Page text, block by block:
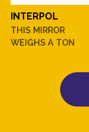
INTERPOL
THIS MIRROR
WEIGHS A TON